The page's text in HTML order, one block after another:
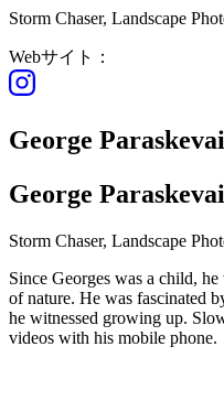
Storm Chaser, Landscape
Webサイト：
George
George
Storm Chaser, Landscape
Since Georges was a child,
of nature. He was fascinated
he witnessed growing up.
videos with his mobile phone.